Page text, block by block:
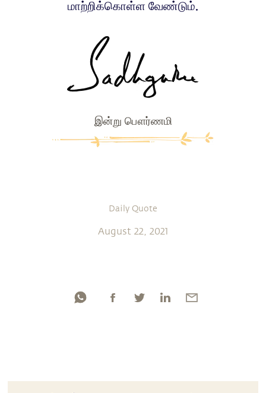
மாற்றிக்கொள்ள வேண்டும்.
இன்று பௌர்ணமி
Daily Quote
August 22, 2021